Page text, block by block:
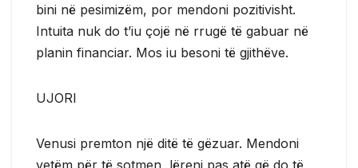
bini në pesimizëm, por mendoni pozitivisht.
Intuita nuk do t’iu çojë në rrugë të gabuar në
planin financiar. Mos iu besoni të gjithëve.
UJORI
Venusi premton një ditë të gëzuar. Mendoni
vetëm për të sotmen, lëreni pas atë që do të